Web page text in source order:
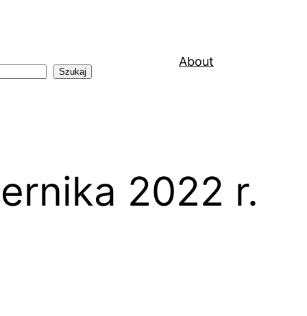
Szukaj
About
2022 r.